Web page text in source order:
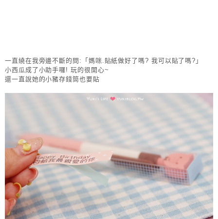
一直繞在我旁邊不斷的問:「媽咪.貼紙做好了嗎? 我可以貼了嗎?」
小西瓜成了小助手囉! 玩的很開心~
還一直說她的小豬存錢筒也要貼